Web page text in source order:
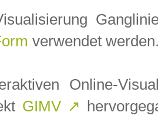
verwendet
Online-
GIMV ↗